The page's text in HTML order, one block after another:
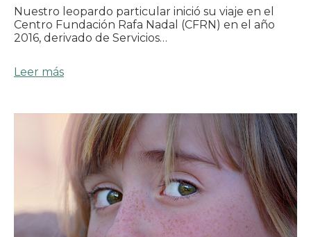
Nuestro leopardo particular inició su viaje en el
Centro Fundación Rafa Nadal (CFRN) en el año
2016, derivado de Servicios…
Leer más